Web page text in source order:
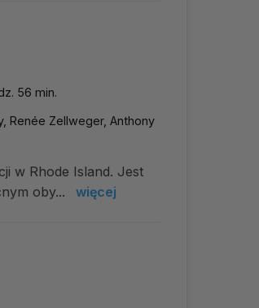
56 min.
Renée Zellweger, Anthony
w Rhode Island. Jest
oby...
więcej